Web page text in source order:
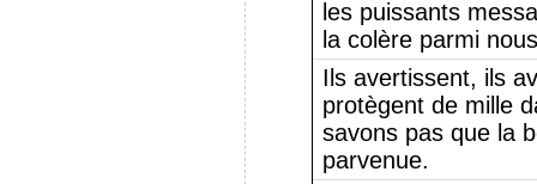
les puissants
la colère parmi
Ils avertissent, ils
protègent de mille
savons pas que la
parvenue.